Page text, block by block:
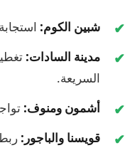
شبين الكوم:
مدينة السادات:
السريعة.
أشمون ومنوف:
قويسنا والباجور: